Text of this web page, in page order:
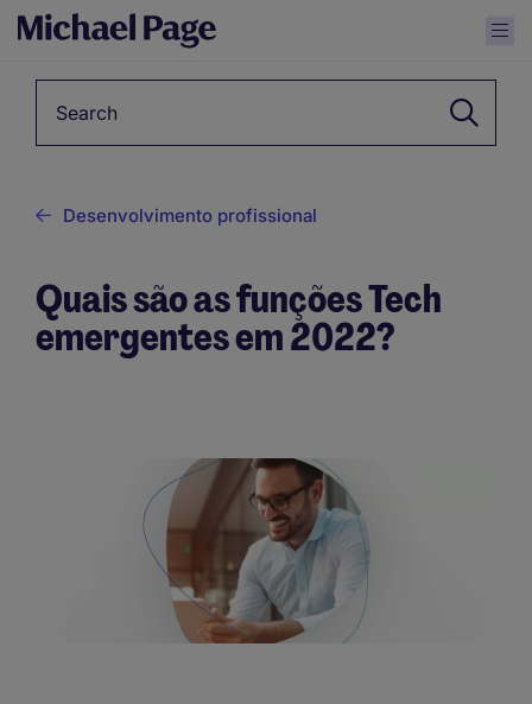
Desenvolvimento profissional
Quais são as funções Tech
emergentes em 2022?